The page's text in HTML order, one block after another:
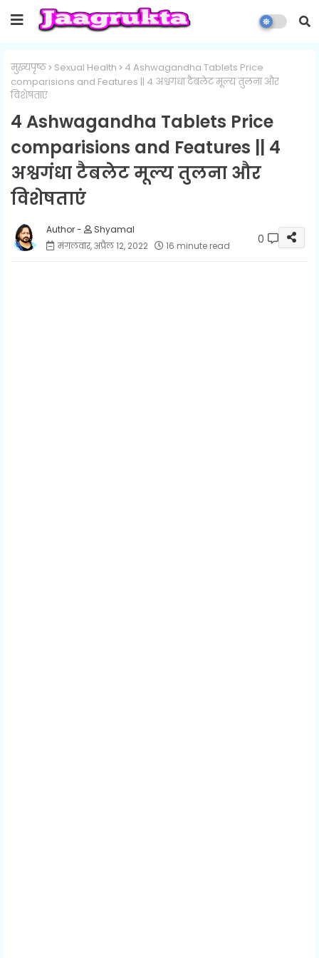
मुख्यपृष्ठ Sexual Health
4 Ashwagandha Tablets Price
comparisions and Features || 4 अश्वगंधा टैबलेट मूल्य तुलना और
विशेषताएं
4 Ashwagandha Tablets Price
comparisions and Features || 4
अश्वगंधा टैबलेट मूल्य तुलना और
विशेषताएं
Shyamal
मंगलवार, अप्रैल 12, 2022
16 minute read 0